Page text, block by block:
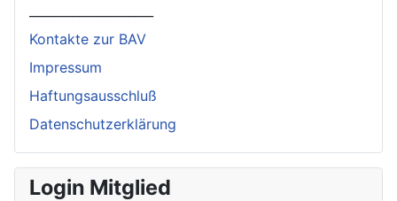
Kontakte zur BAV
Impressum
Haftungsausschluß
Datenschutzerklärung
Login Mitglied